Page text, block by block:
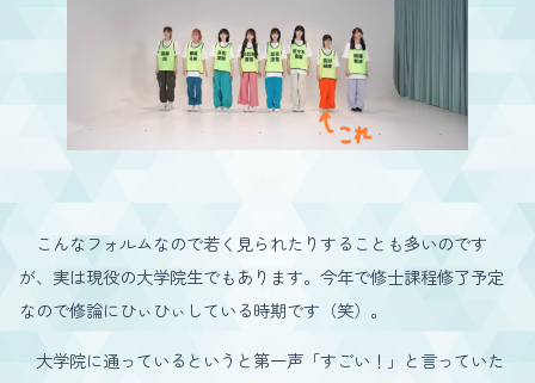
こんなフォルムなので若く見られたりすることも多いのです
が、実は現役の大学院生でもあります。今年で修士課程修了予定
なので修論にひぃひぃしている時期です（笑）。
大学院に通っているというと第一声「すごい！」と言っていた